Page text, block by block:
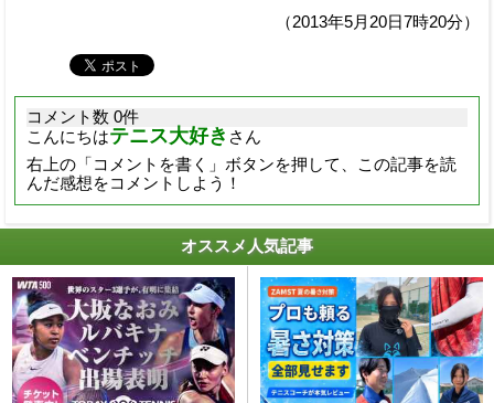
（2013年5月20日7時20分）
コメント数 0件
こんにちはテニス大好き さん
右上の「コメントを書く」ボタンを押して、この記事を読
んだ感想をコメントしよう！
オススメ人気記事